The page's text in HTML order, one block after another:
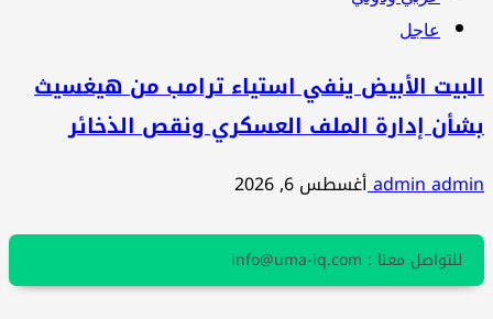
عاجل
البيت الأبيض ينفي استياء ترامب من هيغسيث
بشأن إدارة الملف العسكري ونقص الذخائر
admin adminأغسطس 6, 2026
للتواصل معنا : info@uma-iq.com